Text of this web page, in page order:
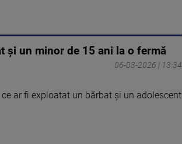
și un minor de 15 ani la o fermă
06-03-2026 | 13:34
ar fi exploatat un bărbat și un adolescent